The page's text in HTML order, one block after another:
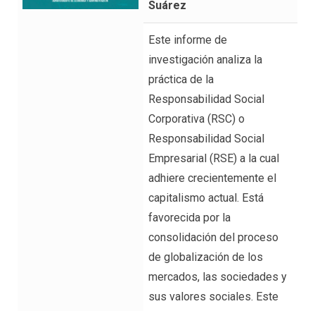
Suárez
Este informe de
investigación analiza la
práctica de la
Responsabilidad Social
Corporativa (RSC) o
Responsabilidad Social
Empresarial (RSE) a la cual
adhiere crecientemente el
capitalismo actual. Está
favorecida por la
consolidación del proceso
de globalización de los
mercados, las sociedades y
sus valores sociales. Este